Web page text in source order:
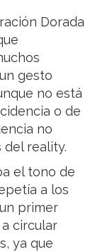
Dorada
gesto
no está
o de
no
reality.
el tono de
a los
primer
circular
ya que